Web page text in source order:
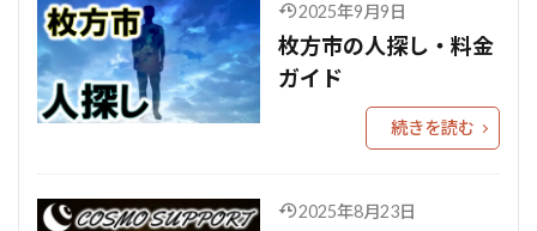
2025年9月9日
枚方市の人探し・料金
ガイド
続きを読む
2025年8月23日